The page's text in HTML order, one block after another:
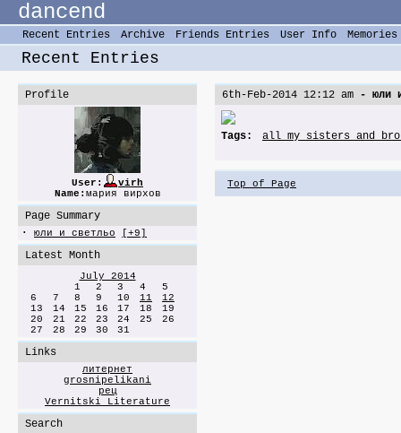
dancend
Recent Entries Archive Friends Entries User Info Memories
Recent Entries
Profile
User:
virh
Name: мария вирхов
Page Summary
· юли и светльо [+9]
Latest Month
July 2014
1
2 3 4
5
6
7 8 9 10 11
12
13
14 15 16 17 18
19
20
21 22 23 24 25
26
27
28 29 30 31
Links
литернет
grosnipelikani
рец
Vernitski Literature
Search
6th-Feb-2014 12:12 am - юли
Tags: all my sisters and
Top of Page